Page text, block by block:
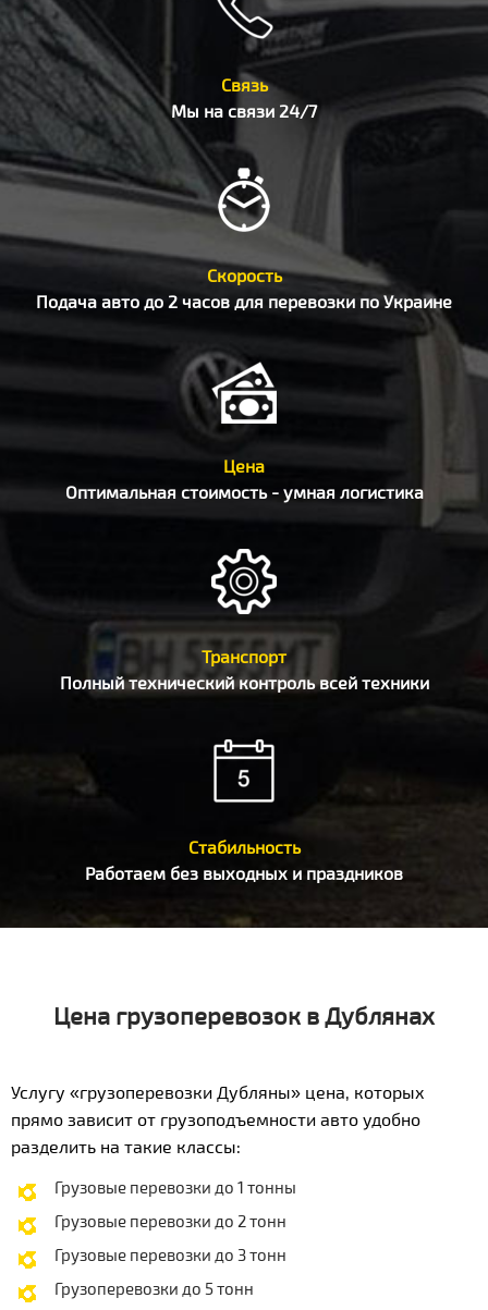
Связь
Мы на связи 24/7
Скорость
Подача авто до 2 часов для перевозки по Украине
Цена
Оптимальная стоимость - умная логистика
Транспорт
Полный технический контроль всей техники
Стабильность
Работаем без выходных и праздников
Цена грузоперевозок в Дублянах
Услугу «грузоперевозки Дубляны» цена, которых
прямо зависит от грузоподъемности авто удобно
разделить на такие классы:
Грузовые перевозки до 1 тонны
Грузовые перевозки до 2 тонн
Грузовые перевозки до 3 тонн
Грузоперевозки до 5 тонн